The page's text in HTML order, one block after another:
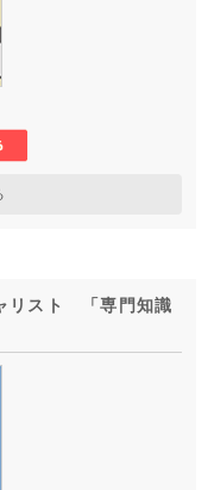
リスト 「専門知識